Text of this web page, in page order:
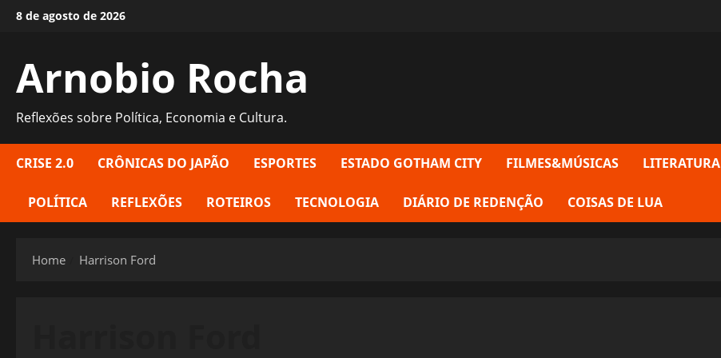
Skip8 de agosto de 2026
Arnobio Rocha
Reflexões sobre Política, Economia e Cultura.
CRISE 2.0 CRÔNICAS DO JAPÃO ESPORTES ESTADO GOTHAM CITY FILMES&MÚSICAS LITERATURA
POLÍTICA REFLEXÕES ROTEIROS TECNOLOGIA DIÁRIO DE REDENÇÃO COISAS DE LUA
Home Harrison Ford